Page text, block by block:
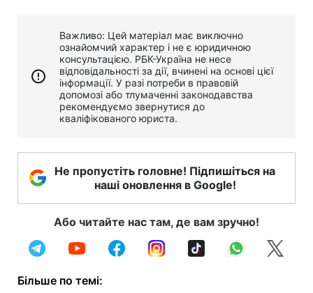
Важливо: Цей матеріал має виключно
ознайомчий характер і не є юридичною
консультацією. РБК-Україна не несе
відповідальності за дії, вчинені на основі цієї
інформації. У разі потреби в правовій
допомозі або тлумаченні законодавства
рекомендуємо звернутися до
кваліфікованого юриста.
Не пропустіть головне! Підпишіться на
наші оновлення в Google!
Або читайте нас там, де вам зручно!
Більше по темі: